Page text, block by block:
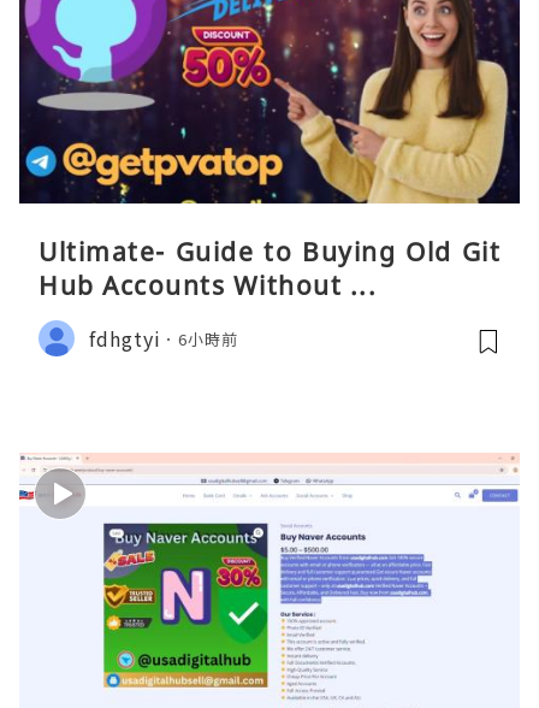
Ultimate- Guide to Buying Old Git
Hub Accounts Without ...
fdhgtyi 6小時前